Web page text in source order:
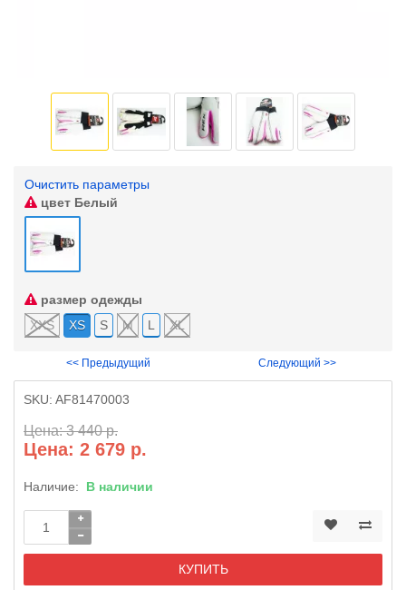
Очистить параметры
цвет Белый
размер одежды
XXS
XS S M L XL
<< Предыдущий Следующий >>
SKU: AF81470003
Цена: 3 440 р.
Цена: 2 679 р.
Наличие: В наличии
КУПИТЬ